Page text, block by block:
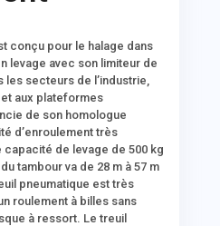
conçu pour le halage dans
levage avec son limiteur de
les secteurs de l’industrie,
aux plateformes
de son homologue
d’enroulement très
capacité de levage de 500 kg
tambour va de 28 m à 57 m
pneumatique est très
roulement à billes sans
à ressort. Letreuil